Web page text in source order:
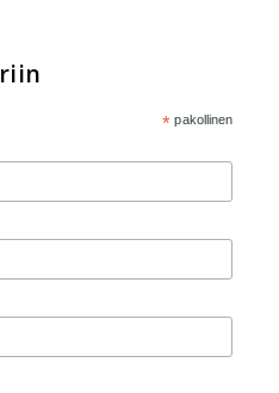
* pakollinen